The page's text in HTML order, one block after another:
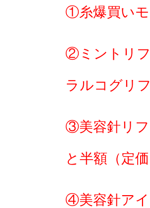
①糸爆買い
②ミントリ
ラルコグリ
③美容針リフ
と半額（定
④美容針ア